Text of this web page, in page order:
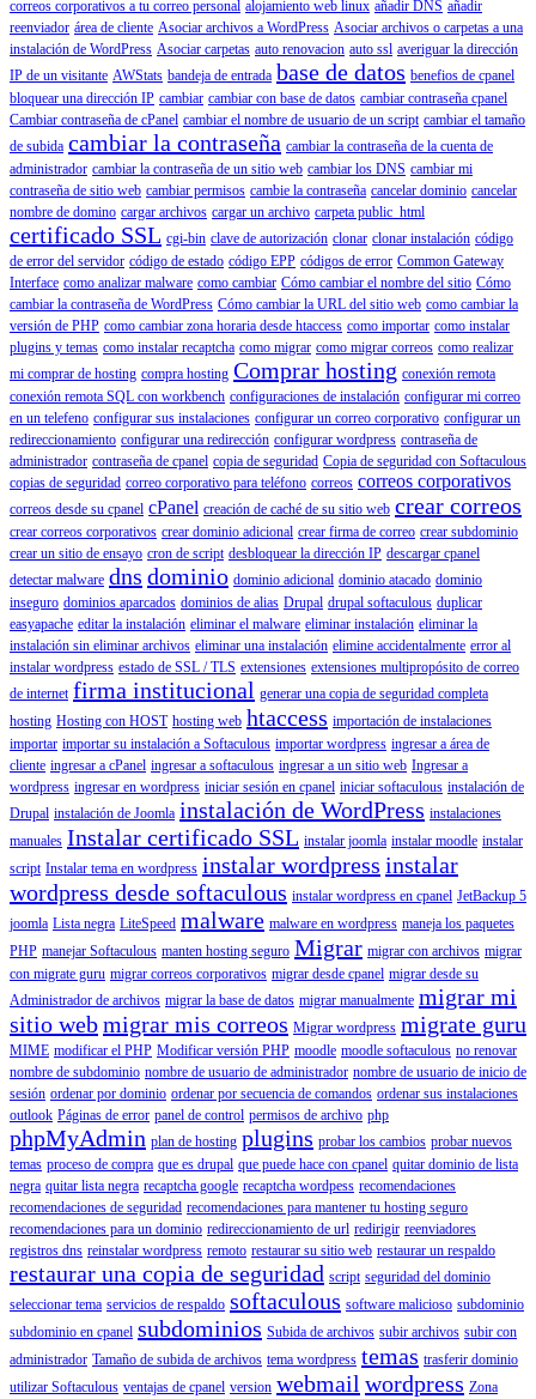
correos corporativos a tu correo personal alojamiento web linux añadir DNS añadir
reenviador área de cliente Asociar archivos a WordPress Asociar archivos o carpetas a una
instalación de WordPress Asociar carpetas auto renovacion auto ssl averiguar la dirección
IP de un visitante AWStats bandeja de entrada base de datos benefios de cpanel
bloquear una dirección IP cambiar cambiar con base de datos cambiar contraseña cpanel
Cambiar contraseña de cPanel cambiar el nombre de usuario de un script cambiar el tamaño
de subida cambiar la contraseña cambiar la contraseña de la cuenta de
administrador cambiar la contraseña de un sitio web cambiar los DNS cambiar mi
contraseña de sitio web cambiar permisos cambie la contraseña cancelar dominio cancelar
nombre de domino cargar archivos cargar un archivo carpeta public_html
certificado SSL cgi-bin clave de autorización clonar clonar instalación código
de error del servidor código de estado código EPP códigos de error Common Gateway
Interface como analizar malware como cambiar Cómo cambiar el nombre del sitio Cómo
cambiar la contraseña de WordPress Cómo cambiar la URL del sitio web como cambiar la
versión de PHP como cambiar zona horaria desde htaccess como importar como instalar
plugins y temas como instalar recaptcha como migrar como migrar correos como realizar
mi comprar de hosting compra hosting Comprar hosting conexión remota
conexión remota SQL con workbench configuraciones de instalación configurar mi correo
en un telefeno configurar sus instalaciones configurar un correo corporativo configurar un
redireccionamiento configurar una redirección configurar wordpress contraseña de
administrador contraseña de cpanel copia de seguridad Copia de seguridad con Softaculous
copias de seguridad correo corporativo para teléfono correos correos corporativos
correos desde su cpanel cPanel creación de caché de su sitio web crear correos
crear correos corporativos crear dominio adicional crear firma de correo crear subdominio
crear un sitio de ensayo cron de script desbloquear la dirección IP descargar cpanel
detectar malware dns dominio dominio adicional dominio atacado dominio
inseguro dominios aparcados dominios de alias Drupal drupal softaculous duplicar
easyapache editar la instalación eliminar el malware eliminar instalación eliminar la
instalación sin eliminar archivos eliminar una instalación elimine accidentalmente error al
instalar wordpress estado de SSL / TLS extensiones extensiones multipropósito de correo
de internet firma institucional generar una copia de seguridad completa
hosting Hosting con HOST hosting web htaccess importación de instalaciones
importar importar su instalación a Softaculous importar wordpress ingresar a área de
cliente ingresar a cPanel ingresar a softaculous ingresar a un sitio web Ingresar a
wordpress ingresar en wordpress iniciar sesión en cpanel iniciar softaculous instalación de
Drupal instalación de Joomla instalación de WordPress instalaciones
manuales Instalar certificado SSL instalar joomla instalar moodle instalar
script Instalar tema en wordpress instalar wordpress instalar
wordpress desde softaculous instalar wordpress en cpanel JetBackup 5
joomla Lista negra LiteSpeed malware malware en wordpress maneja los paquetes
PHP manejar Softaculous manten hosting seguro Migrar migrar con archivos migrar
con migrate guru migrar correos corporativos migrar desde cpanel migrar desde su
Administrador de archivos migrar la base de datos migrar manualmente migrar mi
sitio webmigrar mis correos Migrar wordpress migrate guru
MIME modificar el PHP Modificar versión PHP moodle moodle softaculous no renovar
nombre de subdominio nombre de usuario de administrador nombre de usuario de inicio de
sesión ordenar por dominio ordenar por secuencia de comandos ordenar sus instalaciones
outlook Páginas de error panel de control permisos de archivo php
phpMyAdmin plan de hosting plugins probar los cambios probar nuevos
temas proceso de compra que es drupal que puede hace con cpanel quitar dominio de lista
negra quitar lista negra recaptcha google recaptcha wordpess recomendaciones
recomendaciones de seguridad recomendaciones para mantener tu hosting seguro
recomendaciones para un dominio redireccionamiento de url redirigir reenviadores
registros dns reinstalar wordpress remoto restaurar su sitio web restaurar un respaldo
restaurar una copia de seguridad script seguridad del dominio
seleccionar tema servicios de respaldo softaculous software malicioso subdominio
subdominio en cpanel subdominios Subida de archivos subir archivos subir con
administrador Tamaño de subida de archivos tema wordpress temas trasferir dominio
utilizar Softaculous ventajas de cpanel version webmail wordpress Zona